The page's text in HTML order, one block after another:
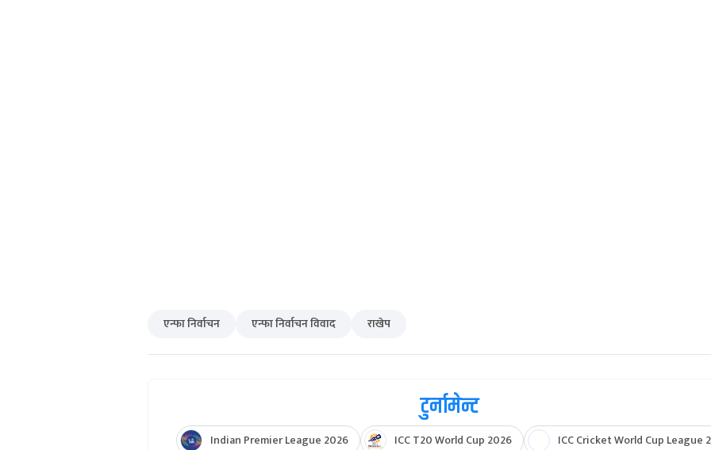
एन्फा निर्वाचन एन्फा निर्वाचन विवाद राखेप
टुर्नामेन्ट
Indian Premier League 2026 ICC T20 World Cup 2026 ICC Cricket World Cup League 2